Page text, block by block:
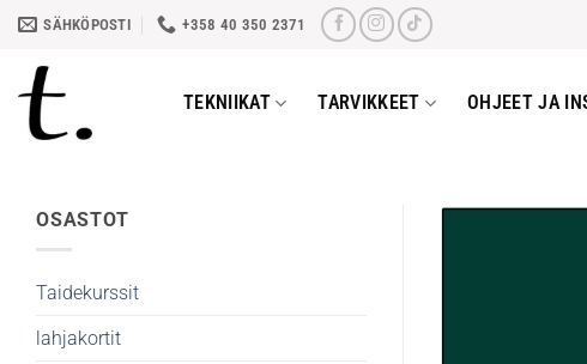
Skip
content
SÄHKÖPOSTI +358 40 350 2371
TEKNIIKAT TARVIKKEET OHJEET JA
OSASTOT
Taidekurssit
lahjakortit